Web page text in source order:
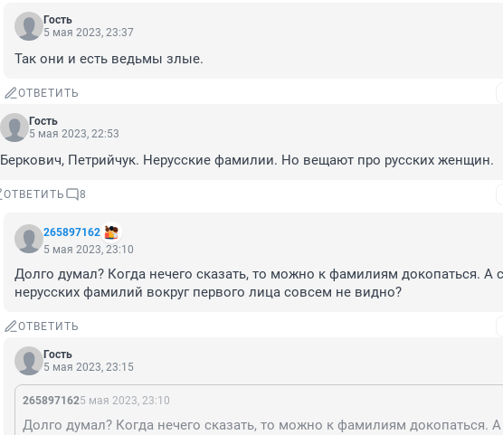
Гость
5 мая 2023, 23:37
Так они и есть ведьмы злые.
ОТВЕТИТЬ
Гость
5 мая 2023, 22:53
Беркович, Петрийчук. Нерусские фамилии. Но вещают про русских женщин.
ОТВЕТИТЬ 8
265897162
5 мая 2023, 23:10
Долго думал? Когда нечего сказать, то можно к фамилиям докопаться. А
нерусских фамилий вокруг первого лица совсем не видно?
ОТВЕТИТЬ
Гость
5 мая 2023, 23:15
2658971625 мая 2023, 23:10